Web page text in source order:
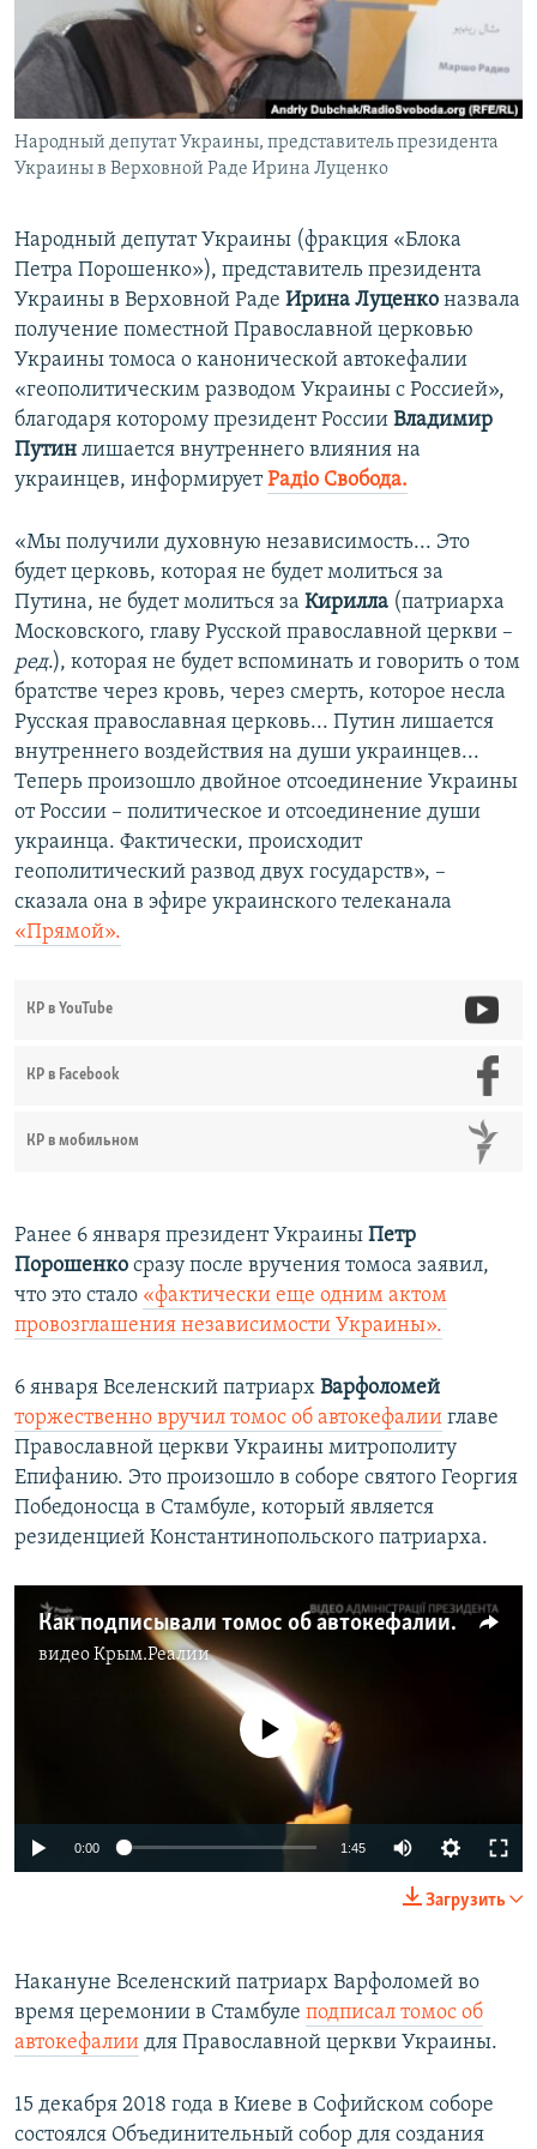
ПОБЕДИТЕЛЕЙ НЕ СУДЯТ?
КРЫМ.НЕПОКОРЕННЫЙ
УКРАИНСКАЯ ПРОБЛЕМА КРЫМА
ПРИСОЕДИНЯЙТЕСЬ!
Все сайты RFE/RL
Народный депутат Украины, представитель президента
Украины в Верховной Раде Ирина Луценко
Народный депутат Украины (фракция «Блока
Петра Порошенко»), представитель президента
Украины в Верховной Раде Ирина Луценко назвала
получение поместной Православной церковью
Украины томоса о канонической автокефалии
«геополитическим разводом Украины с Россией»,
благодаря которому президент России Владимир
Путин лишается внутреннего влияния на
украинцев, информируетРадiо Свобода.
«Мы получили духовную независимость... Это
будет церковь, которая не будет молиться за
Путина, не будет молиться за Кирилла (патриарха
Московского, главу Русской православной церкви –
ред.), которая не будет вспоминать и говорить о том
братстве через кровь, через смерть, которое несла
Русская православная церковь... Путин лишается
внутреннего воздействия на души украинцев...
Теперь произошло двойное отсоединение Украины
от России – политическое и отсоединение души
украинца. Фактически, происходит
геополитический развод двух государств», –
сказала она в эфире украинского телеканала
«Прямой».
КР в YouTube
КР в Facebook
КР в мобильном
Ранее 6 января президент Украины Петр
Порошенко сразу после вручения томоса заявил,
что это стало «фактически еще одним актом
провозглашения независимости Украины».
6 января Вселенский патриарх Варфоломей
торжественно вручил томос об автокефалии главе
Православной церкви Украины митрополиту
Епифанию. Это произошло в соборе святого Георгия
Победоносца в Стамбуле, который является
резиденцией Константинопольского патриарха.
Как подписывали томос об автокефалии для Украины (видео)
видеоКрым.Реалии
No media source currently available
0:00 1:45
Загрузить
Накануне Вселенский патриарх Варфоломей во
время церемонии в Стамбуле подписал томос об
автокефалии для Православной церкви Украины.
15 декабря 2018 года в Киеве в Софийском соборе
состоялся Объединительный собор для создания